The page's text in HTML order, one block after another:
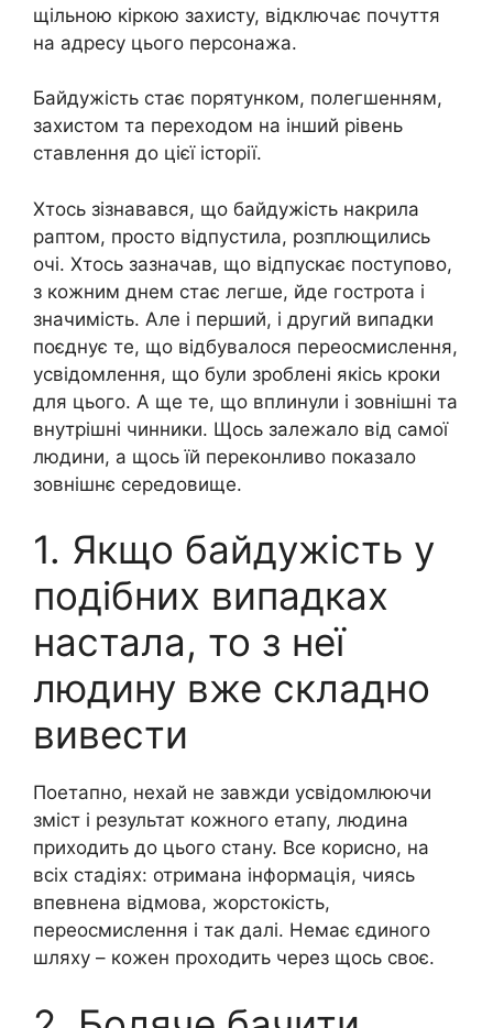
щільною кіркою захисту, відключає почуття
на адресу цього персонажа.
Байдужість стає порятунком, полегшенням,
захистом та переходом на інший рівень
ставлення до цієї історії.
Хтось зізнавався, що байдужість накрила
раптом, просто відпустила, розплющились
очі. Хтось зазначав, що відпускає поступово,
з кожним днем стає легше, йде гострота і
значимість. Але і перший, і другий випадки
поєднує те, що відбувалося переосмислення,
усвідомлення, що були зроблені якісь кроки
для цього. А ще те, що вплинули і зовнішні та
внутрішні чинники. Щось залежало від самої
людини, а щось їй переконливо показало
зовнішнє середовище.
1. Якщо байдужість у
подібних випадках
настала, то з неї
людину вже складно
вивести
Поетапно, нехай не завжди усвідомлюючи
зміст і результат кожного етапу, людина
приходить до цього стану. Все корисно, на
всіх стадіях: отримана інформація, чиясь
впевнена відмова, жорстокість,
переосмислення і так далі. Немає єдиного
шляху – кожен проходить через щось своє.